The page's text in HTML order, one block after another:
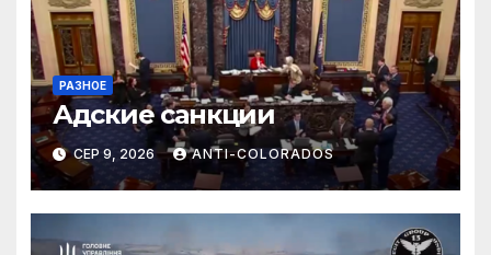
РАЗНОЕ
Адские санкции
СЕР 9, 2026 ANTI-COLORADOS